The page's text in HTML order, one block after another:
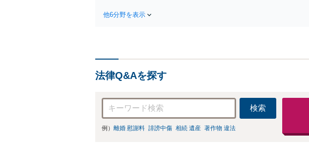
他6分野を表示
法律Q&Aを探す
検索
例） 離婚 慰謝料 誹謗中傷 相続 遺産 著作物 違法